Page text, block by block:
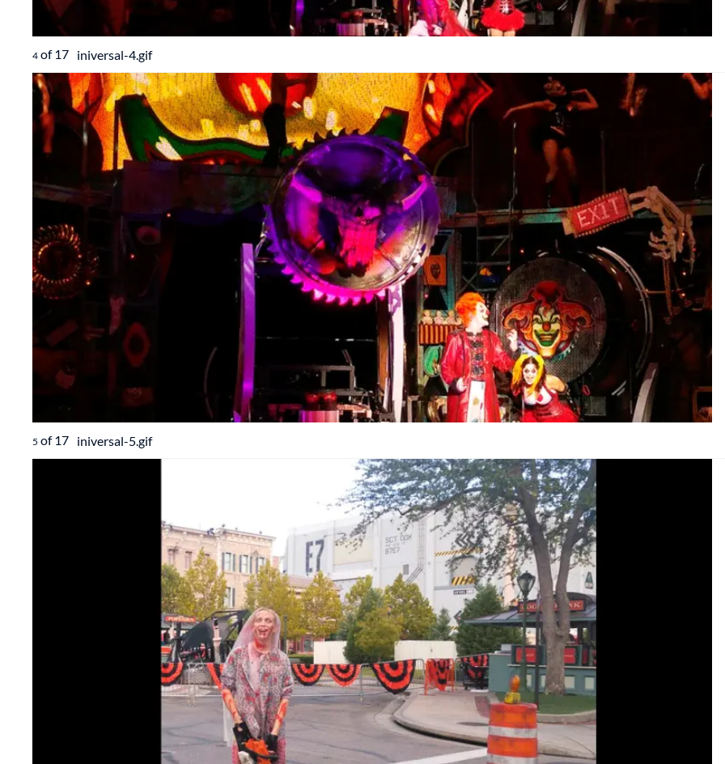
4 of17 iniversal-4.gif
5 of17 iniversal-5.gif